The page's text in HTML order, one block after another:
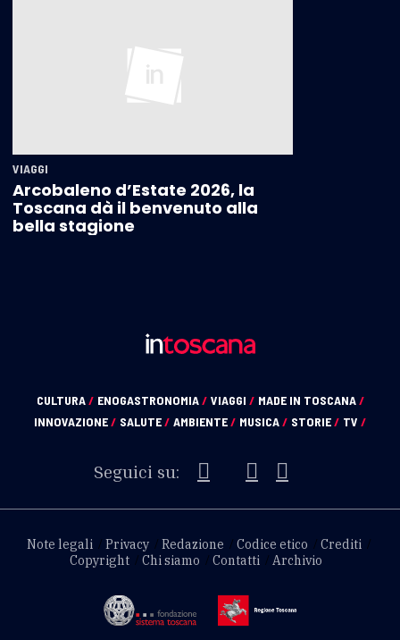
VIAGGI
Arcobaleno d’Estate 2026, la
Toscana dà il benvenuto alla
bella stagione
CULTURA/ ENOGASTRONOMIA/ VIAGGI / MADE IN TOSCANA/
INNOVAZIONE/ SALUTE/ AMBIENTE/ MUSICA/ STORIE/ TV /
Seguici su:
Note legali Privacy Redazione Codice etico
Crediti
Copyright
Chi siamo Contatti Archivio